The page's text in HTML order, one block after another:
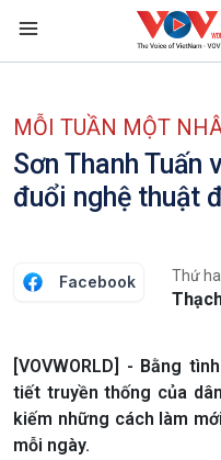
Nhảy đến nội dung
MỖI TUẦN MỘT
Sơn Thanh Tuấn
đuổi nghệ thuật
Facebook Thứ
[VOVWORLD] - Bằng
tiết truyền thống của
kiếm những cách làm
mỗi ngày.